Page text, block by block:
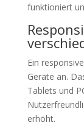
funktioniert
Ein
Geräte an.
Tablets und
erhöht.